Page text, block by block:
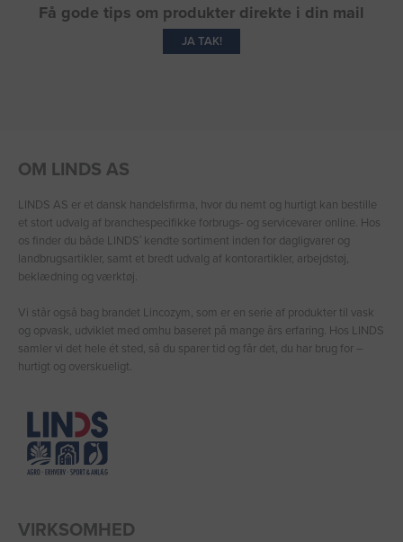
Få gode tips om produkter direkte i din mail
JA TAK!
OM LINDS AS
LINDS AS er et dansk handelsfirma, hvor du nemt og hurtigt kan bestille
et stort udvalg af branchespecifikke forbrugs- og servicevarer online. Hos
os finder du både LINDS′ kendte sortiment inden for dagligvarer og
landbrugsartikler, samt et bredt udvalg af kontorartikler, arbejdstøj,
beklædning og værktøj.
Vi står også bag brandet Lincozym, som er en serie af produkter til vask
og opvask, udviklet med omhu baseret på mange års erfaring. Hos LINDS
samler vi det hele ét sted, så du sparer tid og får det, du har brug for –
hurtigt og overskueligt.
VIRKSOMHED